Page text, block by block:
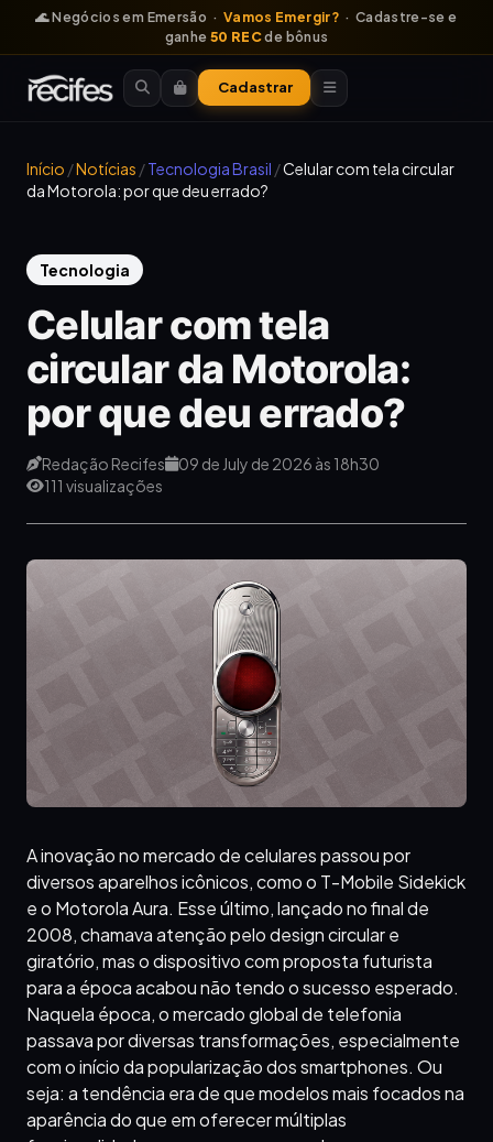
🌊 Negócios em Emersão · Vamos Emergir? · Cadastre-se e
ganhe50 RECde bônus
Cadastrar
Início /Notícias /Tecnologia Brasil /Celular com tela circular
da Motorola: por que deu errado?
Tecnologia
Celular com tela
circular da Motorola:
por que deu errado?
Redação Recifes
09 de July de 2026 às 18h30
111 visualizações
A inovação no mercado de celulares passou por
diversos aparelhos icônicos, como o T-Mobile Sidekick
e o Motorola Aura. Esse último, lançado no final de
2008, chamava atenção pelo design circular e
giratório, mas o dispositivo com proposta futurista
para a época acabou não tendo o sucesso esperado.
Naquela época, o mercado global de telefonia
passava por diversas transformações, especialmente
com o início da popularização dos smartphones. Ou
seja: a tendência era de que modelos mais focados na
aparência do que em oferecer múltiplas